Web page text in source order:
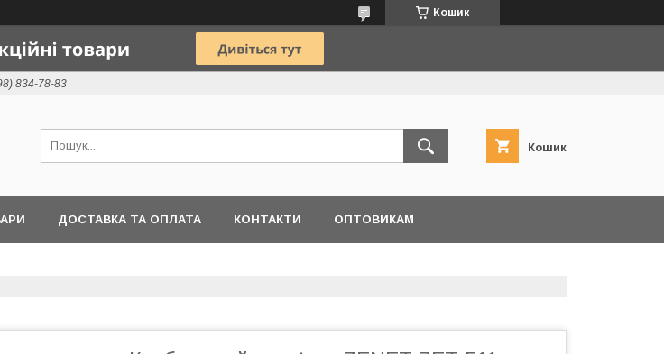
Кошик
834-78-83
Кошик
ДОСТАВКА ТА ОПЛАТА КОНТАКТИ ОПТОВИКАМ